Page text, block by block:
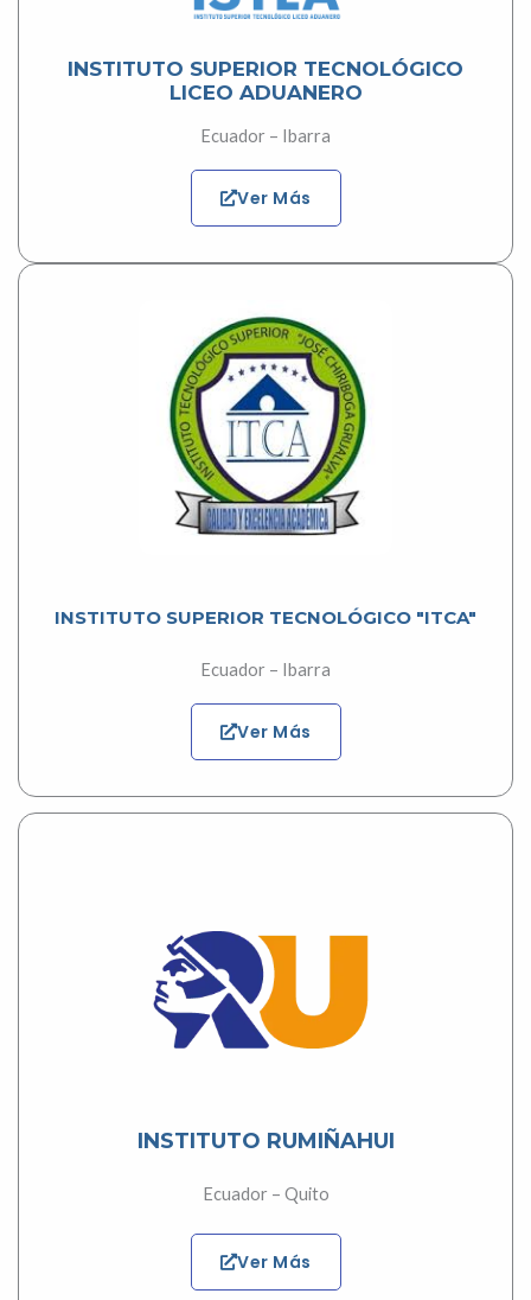
INSTITUTO SUPERIOR TECNOLÓGICO
LICEO ADUANERO
Ecuador – Ibarra
Ver Más
INSTITUTO SUPERIOR TECNOLÓGICO "ITCA"
Ecuador – Ibarra
Ver Más
INSTITUTO RUMIÑAHUI
Ecuador – Quito
Ver Más